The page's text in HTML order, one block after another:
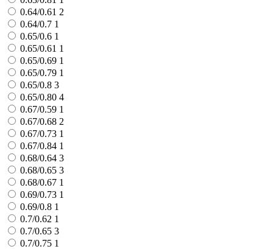
0.64/0.61 2
0.64/0.7 1
0.65/0.6 1
0.65/0.61 1
0.65/0.69 1
0.65/0.79 1
0.65/0.8 3
0.65/0.80 4
0.67/0.59 1
0.67/0.68 2
0.67/0.73 1
0.67/0.84 1
0.68/0.64 3
0.68/0.65 3
0.68/0.67 1
0.69/0.73 1
0.69/0.8 1
0.7/0.62 1
0.7/0.65 3
0.7/0.75 1